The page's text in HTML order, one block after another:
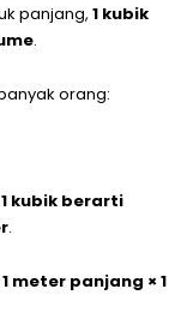
panjang, 1 kubik
.
orang:
1 kubik berarti
.
meter panjang × 1